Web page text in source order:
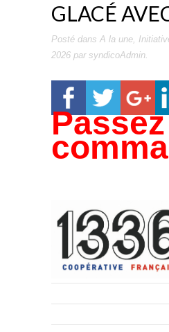
GLACÉ
Posté dans A la une,
2026 par syndicoAdmin.
Passez